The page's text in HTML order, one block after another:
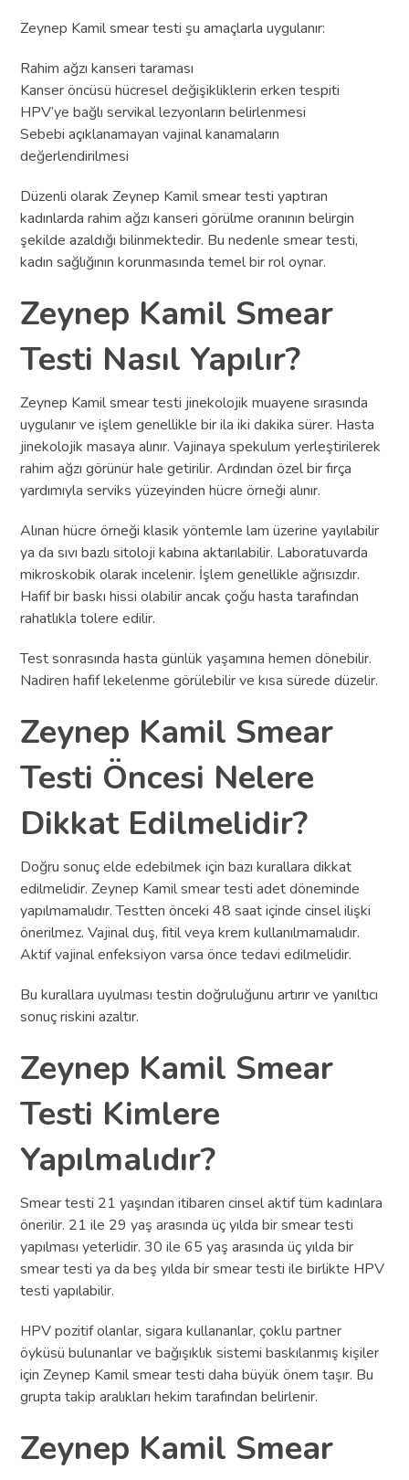
Zeynep Kamil smear testi şu amaçlarla uygulanır:
Rahim ağzı kanseri taraması
Kanser öncüsü hücresel değişikliklerin erken tespiti
HPV’ye bağlı servikal lezyonların belirlenmesi
Sebebi açıklanamayan vajinal kanamaların
değerlendirilmesi
Düzenli olarak Zeynep Kamil smear testi yaptıran
kadınlarda rahim ağzı kanseri görülme oranının belirgin
şekilde azaldığı bilinmektedir. Bu nedenle smear testi,
kadın sağlığının korunmasında temel bir rol oynar.
Zeynep Kamil Smear
Testi Nasıl Yapılır?
Zeynep Kamil smear testi jinekolojik muayene sırasında
uygulanır ve işlem genellikle bir ila iki dakika sürer. Hasta
jinekolojik masaya alınır. Vajinaya spekulum yerleştirilerek
rahim ağzı görünür hale getirilir. Ardından özel bir fırça
yardımıyla serviks yüzeyinden hücre örneği alınır.
Alınan hücre örneği klasik yöntemle lam üzerine yayılabilir
ya da sıvı bazlı sitoloji kabına aktarılabilir. Laboratuvarda
mikroskobik olarak incelenir. İşlem genellikle ağrısızdır.
Hafif bir baskı hissi olabilir ancak çoğu hasta tarafından
rahatlıkla tolere edilir.
Test sonrasında hasta günlük yaşamına hemen dönebilir.
Nadiren hafif lekelenme görülebilir ve kısa sürede düzelir.
Zeynep Kamil Smear
Testi Öncesi Nelere
Dikkat Edilmelidir?
Doğru sonuç elde edebilmek için bazı kurallara dikkat
edilmelidir. Zeynep Kamil smear testi adet döneminde
yapılmamalıdır. Testten önceki 48 saat içinde cinsel ilişki
önerilmez. Vajinal duş, fitil veya krem kullanılmamalıdır.
Aktif vajinal enfeksiyon varsa önce tedavi edilmelidir.
Bu kurallara uyulması testin doğruluğunu artırır ve yanıltıcı
sonuç riskini azaltır.
Zeynep Kamil Smear
Testi Kimlere
Yapılmalıdır?
Smear testi 21 yaşından itibaren cinsel aktif tüm kadınlara
önerilir. 21 ile 29 yaş arasında üç yılda bir smear testi
yapılması yeterlidir. 30 ile 65 yaş arasında üç yılda bir
smear testi ya da beş yılda bir smear testi ile birlikte HPV
testi yapılabilir.
HPV pozitif olanlar, sigara kullananlar, çoklu partner
öyküsü bulunanlar ve bağışıklık sistemi baskılanmış kişiler
için Zeynep Kamil smear testi daha büyük önem taşır. Bu
grupta takip aralıkları hekim tarafından belirlenir.
Zeynep Kamil Smear